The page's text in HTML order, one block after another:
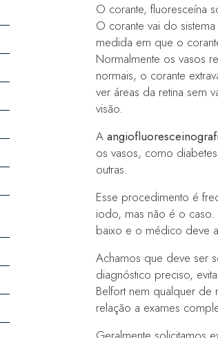
O corante, fluoresceína
O corante vai do
medida em que o
Normalmente os vasos
normais, o corante
ver áreas da retina sem
visão.
A
os vasos, como
outras.
Esse procedimento é
iodo, mas não é o
baixo e o médico deve
Achamos que deve ser
diagnóstico preciso,
Belfort nem qualquer
relação a exames